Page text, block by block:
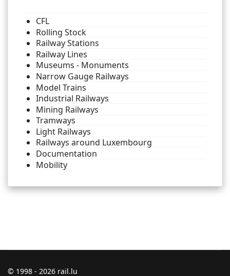
CFL
Rolling Stock
Railway Stations
Railway Lines
Museums - Monuments
Narrow Gauge Railways
Model Trains
Industrial Railways
Mining Railways
Tramways
Light Railways
Railways around Luxembourg
Documentation
Mobility
© 1998 - 2026 rail.lu